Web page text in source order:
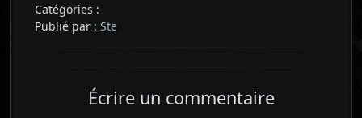
Catégories :
Publié par : Ste
Écrire un commentaire